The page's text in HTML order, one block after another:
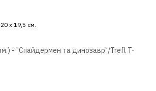
20 х 19,5 см.